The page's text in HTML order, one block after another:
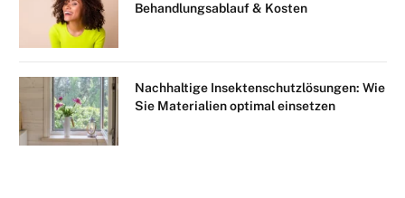
Behandlungsablauf & Kosten
Nachhaltige Insektenschutzlösungen: Wie
Sie Materialien optimal einsetzen